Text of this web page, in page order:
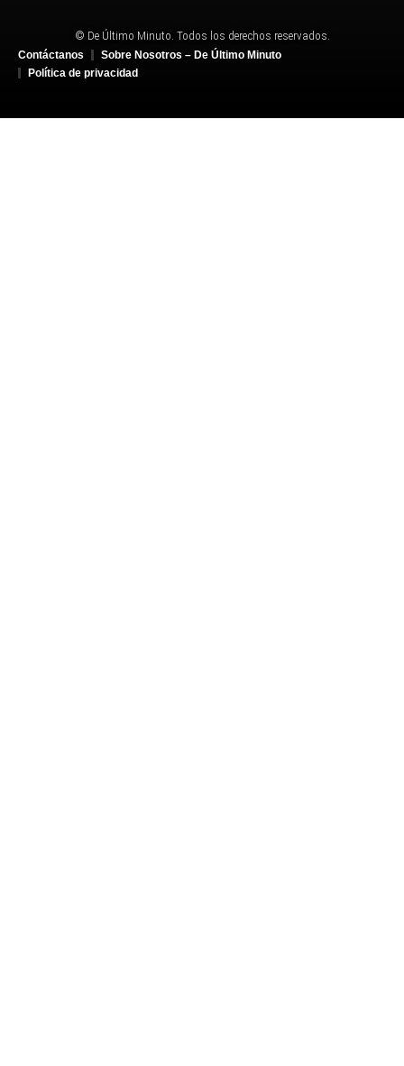
© De Último Minuto. Todos los derechos reservados.
Contáctanos
Sobre Nosotros – De Último Minuto
Política de privacidad